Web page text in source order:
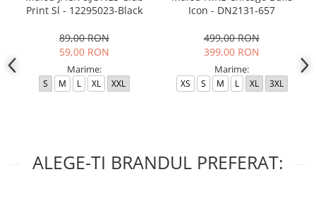
Print Sl - 12295023-Black
89,00 RON
59,00 RON
Marime:
S M L XL XXL
Icon - DN2131-657
499,00 RON
399,00 RON
Marime:
XS S M L XL 3XL
ALEGE-TI BRANDUL PREFERAT: